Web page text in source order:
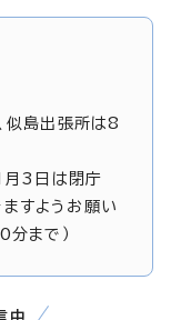
似島出張所は8
月3日は閉庁
すようお願い
分まで）
中